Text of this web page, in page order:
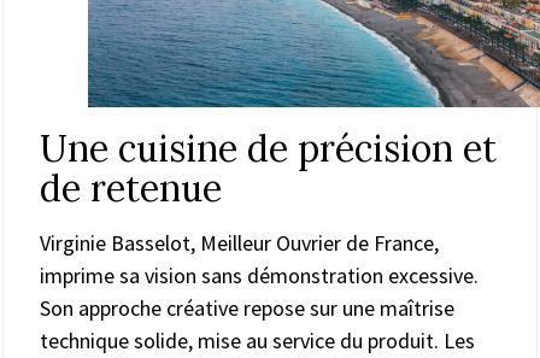
Une cuisine de précision et
de retenue
Virginie Basselot, Meilleur Ouvrier de France,
imprime sa vision sans démonstration excessive.
Son approche créative repose sur une maîtrise
technique solide, mise au service du produit. Les